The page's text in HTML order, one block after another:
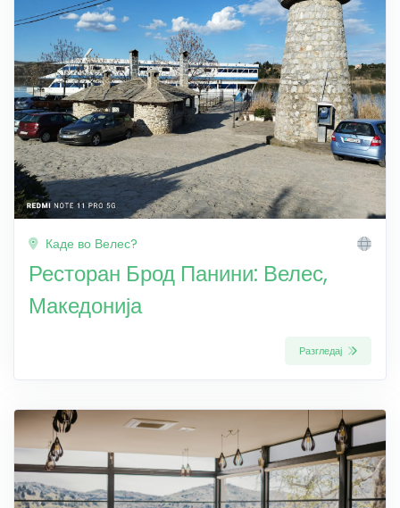
Каде во Велес?
Ресторан Брод Панини: Велес,
Македонија
Разгледај